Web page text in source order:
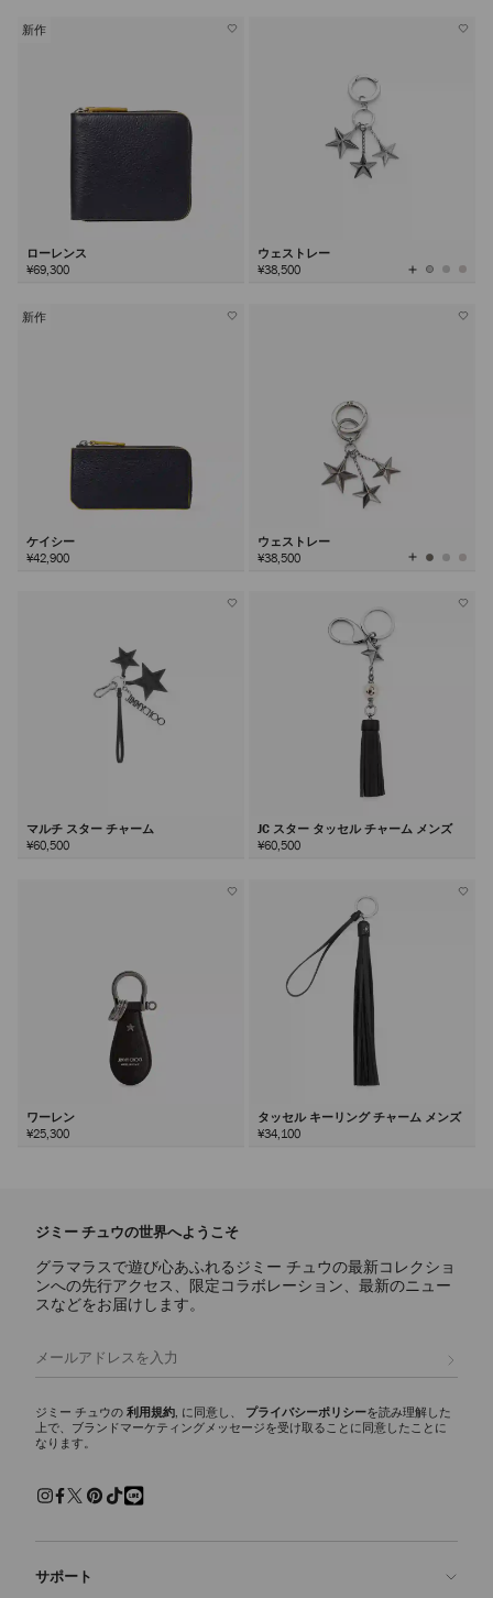
新作
ローレンス
¥69,300
ウェストレー
¥38,500
全
て
新作
ケイシー
¥42,900
ウェストレー
¥38,500
全
て
マルチ スター チャーム
¥60,500
JC スター タッセル チャーム メンズ
¥60,500
ワーレン
¥25,300
タッセル キーリング チャーム メンズ
¥34,100
ジミー チュウの世界へようこそ
グラマラスで遊び心あふれるジミー チュウの最新コレクショ
ンへの先行アクセス、限定コラボレーション、最新のニュー
スなどをお届けします。
ジミー チュウの 利用規約, に同意し、 プライバシーポリシーを読み理解した
上で、ブランドマーケティングメッセージを受け取ることに同意したことに
なります。
サポート